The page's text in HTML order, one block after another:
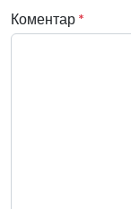
Коментар *